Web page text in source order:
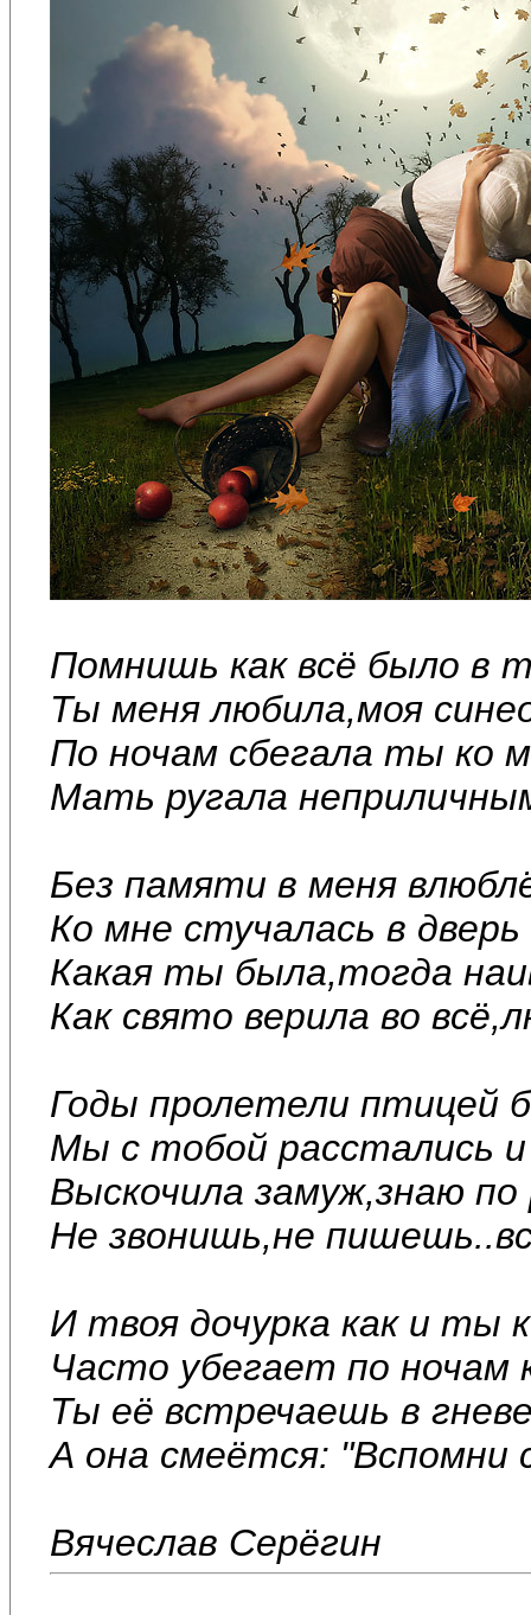
Помнишь как всё было в
Ты меня любила,моя
По ночам сбегала ты ко
Мать ругала
Без памяти в меня
Ко мне стучалась в
Какая ты была,тогда
Как свято верила во
Годы пролетели птицей
Мы с тобой расстались
Выскочила замуж,знаю по
Не звонишь,не
И твоя дочурка как и ты
Часто убегает по ночам
Ты её встречаешь в
А она смеётся: "Вспомни
Вячеслав Серёгин